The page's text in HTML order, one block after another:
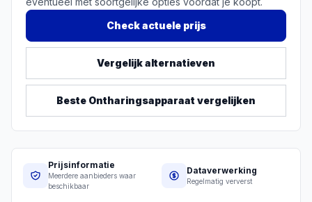
Check actuele prijs
Vergelijk alternatieven
Beste Ontharingsapparaat vergelijken
Prijsinformatie
Meerdere aanbieders waar
beschikbaar
Dataverwerking
Regelmatig ververst